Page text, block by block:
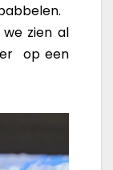
zien al
op een